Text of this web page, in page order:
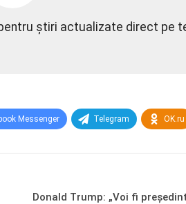
știri actualizate direct pe
Messenger Telegram OK.ru
Donald Trump: „Voi fi